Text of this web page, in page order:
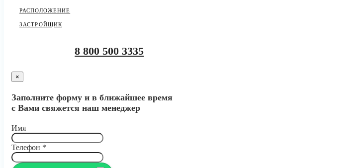
РАСПОЛОЖЕНИЕ
ЗАСТРОЙЩИК
8 800 500 3335
×
Заполните форму и в ближайшее время
с Вами свяжется наш менеджер
Имя
Телефон *